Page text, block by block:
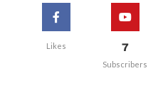
Likes 7
Subscribers